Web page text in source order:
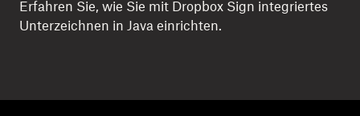
Erfahren Sie, wie Sie mit Dropbox Sign integriertes
Unterzeichnen in Java einrichten.